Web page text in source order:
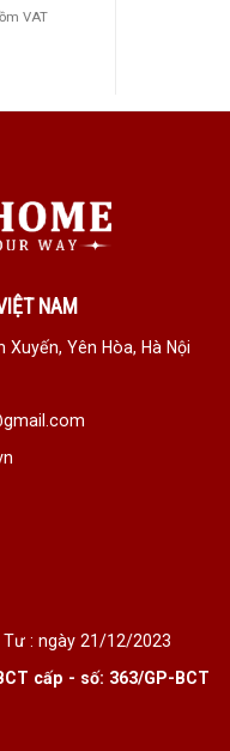
VAT
NAM
Xuyến, Yên Hòa, Hà Nội
: ngày 21/12/2023
cấp - số: 363/GP-BCT